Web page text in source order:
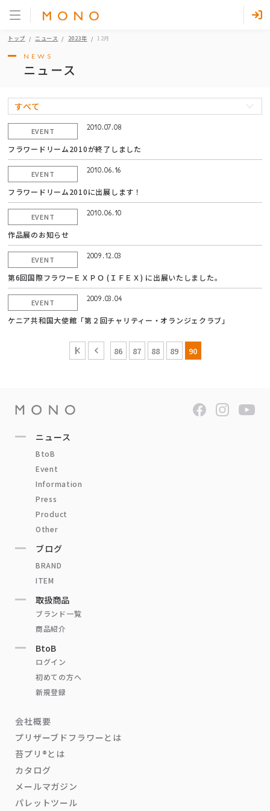
トップ ニュース 2023年 12月
NEWS
ニュース
すべて
2010.07.08
EVENT
フラワードリーム2010が終了しました
2010.06.16
EVENT
フラワードリーム2010に出展します！
2010.06.10
EVENT
作品展のお知らせ
2009.12.03
EVENT
第6回国際フラワーＥＸＰＯ (ＩＦＥＸ) に出展いたしました。
2009.03.04
EVENT
ケニア共和国大使館「第２回チャリティー・オランジェクラブ」
86 87 88 89 90
ニュース
BtoB
Event
Information
Press
Product
Other
ブログ
BRAND
ITEM
取扱商品
ブランド一覧
商品紹介
BtoB
ログイン
初めての方へ
新規登録
会社概要
プリザーブドフラワーとは
苔プリ®とは
カタログ
メールマガジン
パレットツール